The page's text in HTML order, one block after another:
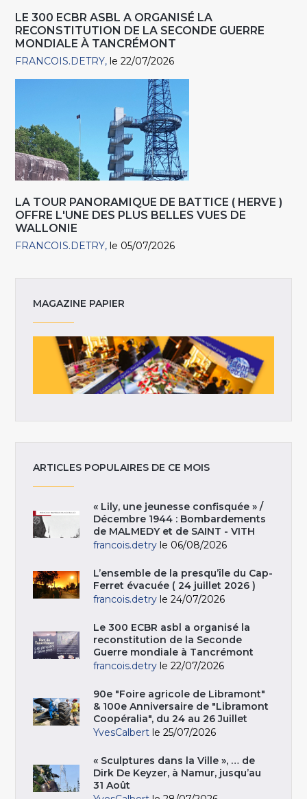
LE 300 ECBR ASBL A ORGANISÉ LA
RECONSTITUTION DE LA SECONDE GUERRE
MONDIALE À TANCRÉMONT
FRANCOIS.DETRY le 22/07/2026
LA TOUR PANORAMIQUE DE BATTICE ( HERVE )
OFFRE L'UNE DES PLUS BELLES VUES DE
WALLONIE
FRANCOIS.DETRY le 05/07/2026
MAGAZINE PAPIER
ARTICLES POPULAIRES DE CE MOIS
« Lily, une jeunesse confisquée » /
Décembre 1944 : Bombardements
de MALMEDY et de SAINT - VITH
francois.detry le 06/08/2026
L’ensemble de la presqu’île du Cap-
Ferret évacuée ( 24 juillet 2026 )
francois.detry le 24/07/2026
Le 300 ECBR asbl a organisé la
reconstitution de la Seconde
Guerre mondiale à Tancrémont
francois.detry le 22/07/2026
90e "Foire agricole de Libramont"
& 100e Anniversaire de "Libramont
Coopéralia", du 24 au 26 Juillet
YvesCalbert le 25/07/2026
« Sculptures dans la Ville », … de
Dirk De Keyzer, à Namur, jusqu’au
31 Août